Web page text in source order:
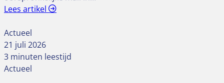
Lees artikel
Actueel
21 juli 2026
3 minuten leestijd
Actueel